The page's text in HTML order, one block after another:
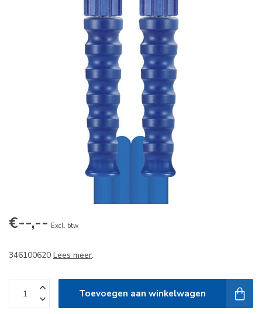
€--,-- Excl. btw
346100620 Lees meer.
Toevoegen aan winkelwagen